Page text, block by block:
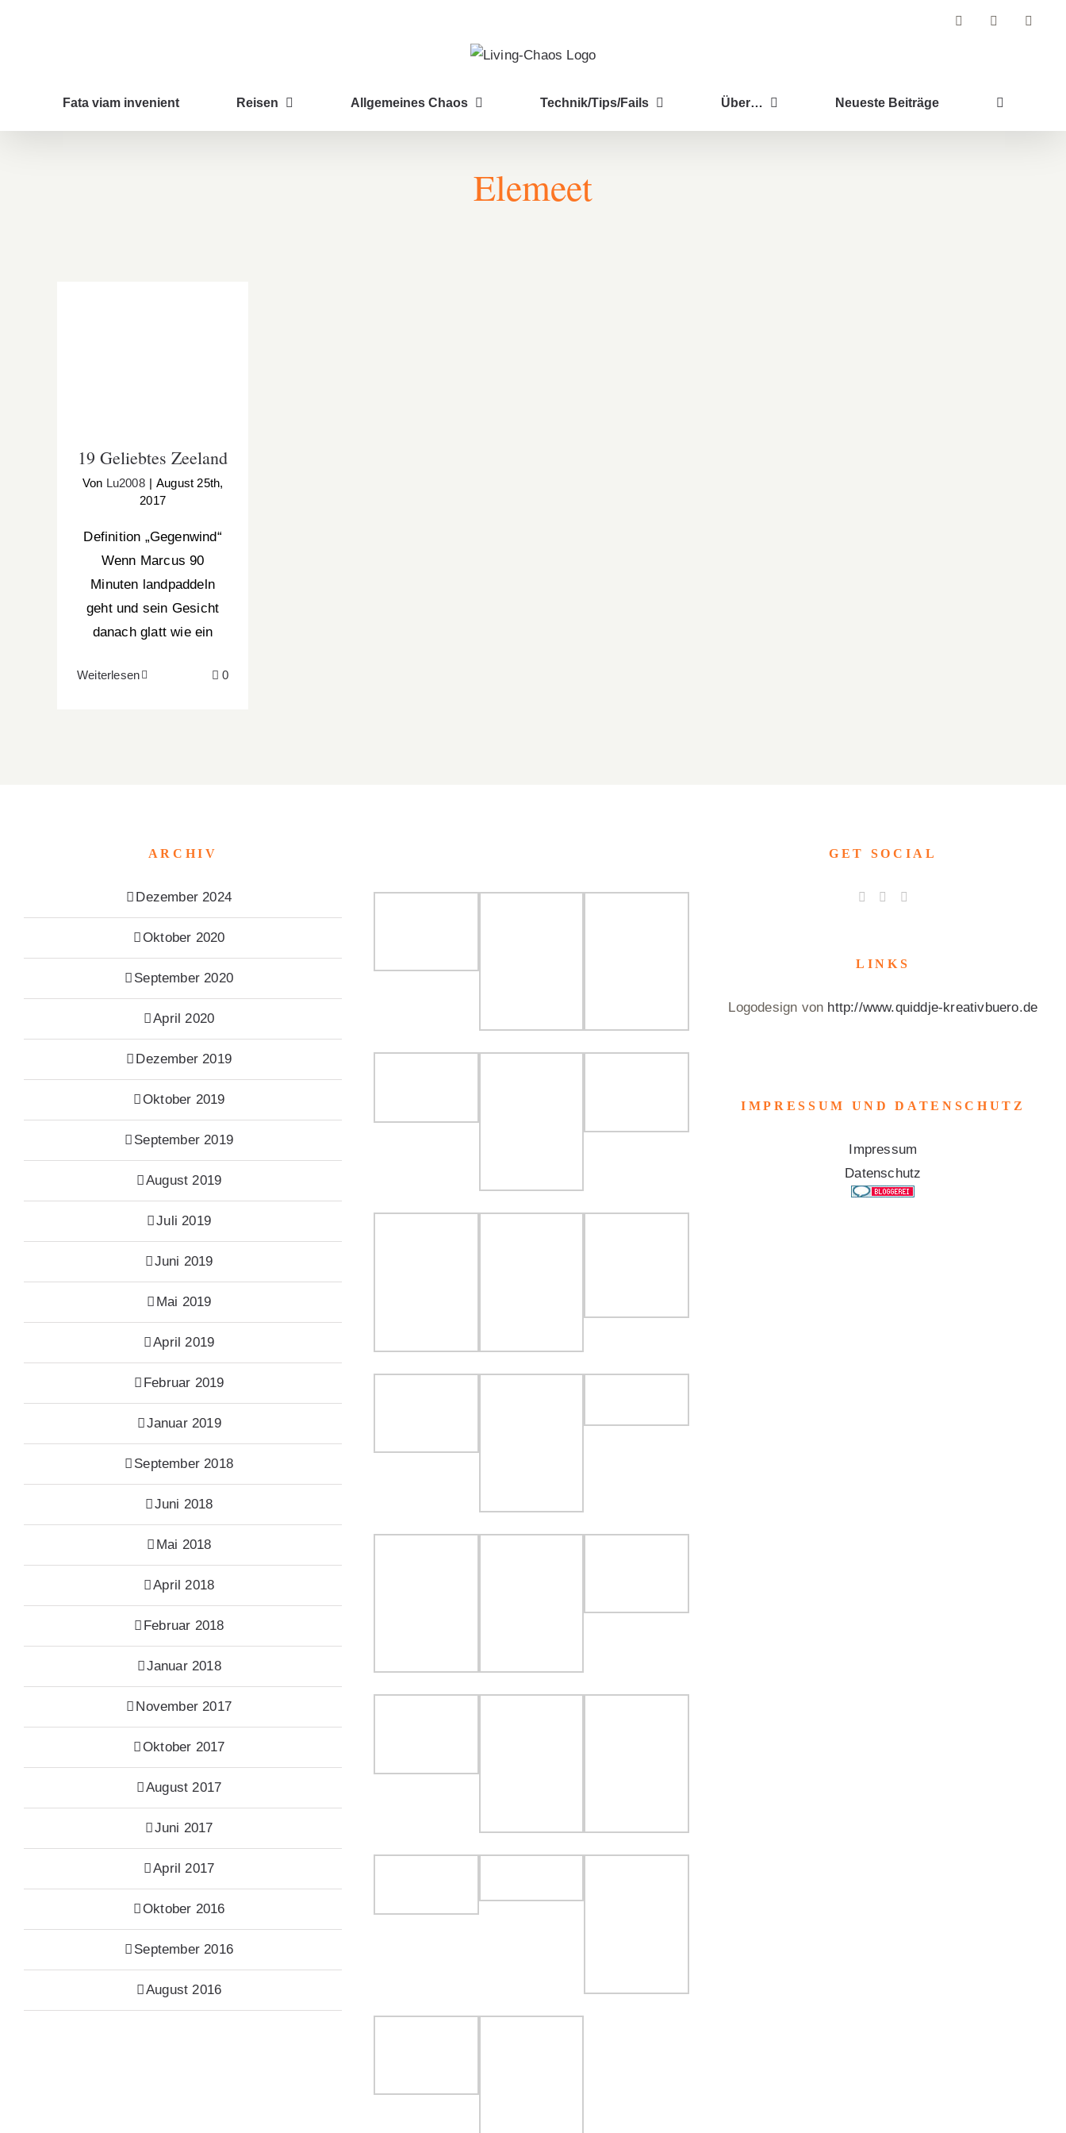
FacebookInstagram
Fata viam invenient Reisen Allgemeines Chaos Technik/Tips/Fails Über… Neueste Beiträge
Elemeet
19 Geliebtes Zeeland
Von Lu2008 | August 25th,
2017
Definition „Gegenwind“
Wenn Marcus 90
Minuten landpaddeln
geht und sein Gesicht
danach glatt wie ein
Weiterlesen 0
ARCHIV
Dezember 2024
Oktober 2020
September 2020
April 2020
Dezember 2019
Oktober 2019
September 2019
August 2019
Juli 2019
Juni 2019
Mai 2019
April 2019
Februar 2019
Januar 2019
September 2018
Juni 2018
Mai 2018
April 2018
Februar 2018
Januar 2018
November 2017
Oktober 2017
August 2017
Juni 2017
April 2017
Oktober 2016
September 2016
August 2016
GET SOCIAL
LINKS
Logodesign von http://www.quiddje-kreativbuero.de
IMPRESSUM UND DATENSCHUTZ
Impressum
Datenschutz